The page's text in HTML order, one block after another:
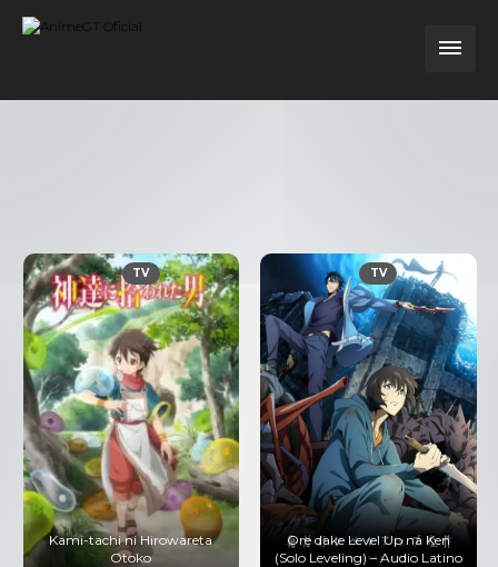
TV
Kami-tachi ni Hirowareta
Otoko
TV
Ore dake Level Up na Ken
(Solo Leveling) – Audio Latino